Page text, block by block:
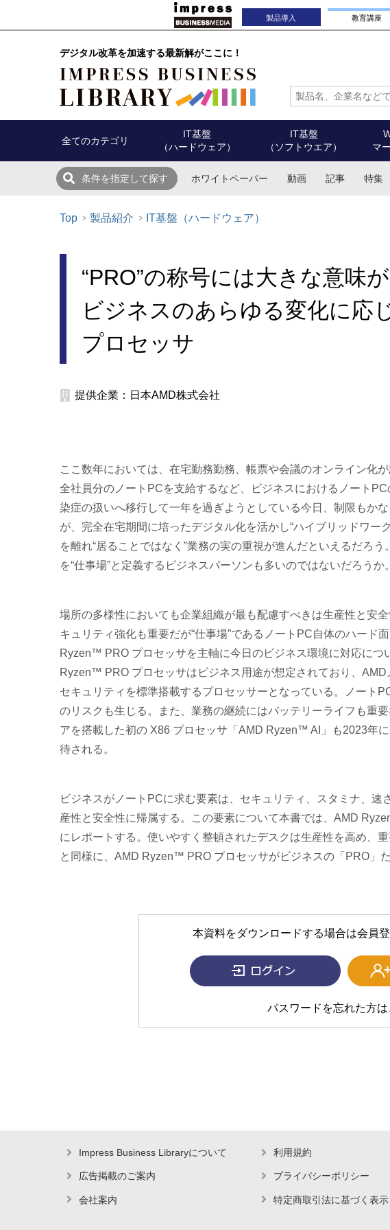
製品導入 教育講座
デジタル改革を加速する最新解がここに！
全てのカテゴリ
IT基盤
（ハードウェア）
IT基盤
（ソフトウエア）
マ
条件を指定して探す ホワイトペーパー 動画 記事 特集
Top 製品紹介 IT基盤（ハードウェア）
“PRO”の称号には大きな意味が
ビジネスのあらゆる変化に応
プロセッサ
提供企業：日本AMD株式会社
ここ数年においては、在宅勤務勤務、帳票や会議のオンライン化
全社員分のノートPCを支給するなど、ビジネスにおけるノート
染症の扱いへ移行して一年を過ぎようとしている今日、制限もか
が、完全在宅期間に培ったデジタル化を活かし“ハイブリッドワー
を離れ“居ることではなく”業務の実の重視が進んだといえるだろ
を“仕事場”と定義するビジネスパーソンも多いのではないだろうか。
場所の多様性においても企業組織が最も配慮すべきは生産性と安
キュリティ強化も重要だが“仕事場”であるノートPC自体のハード
Ryzen™ PRO プロセッサを主軸に今日のビジネス環境に対応につ
Ryzen™ PRO プロセッサはビジネス用途が想定されており、
セキュリティを標準搭載するプロセッサーとなっている。ノート
のリスクも生じる。また、業務の継続にはバッテリーライフも重
アを搭載した初の X86 プロセッサ「AMD Ryzen™ AI」も2023年
待される。
ビジネスがノートPCに求む要素は、セキュリティ、スタミナ、
産性と安全性に帰属する。この要素について本書では、AMD
にレポートする。使いやすく整頓されたデスクは生産性を高め、
と同様に、AMD Ryzen™ PRO プロセッサがビジネスの「PRO」
本資料をダウンロードする場合は会員
パスワードを忘れた方は
Impress Business Libraryについて
広告掲載のご案内
会社案内
利用規約
プライバシーポリシー
特定商取引法に基づく表示